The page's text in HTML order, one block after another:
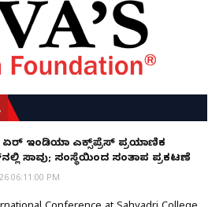
ಏರ್ ಇಂಡಿಯಾ ಎಕ್ಸ್‌ಪ್ರೆಸ್ ಪ್ರಯಾಣಿಕ
ಸಾವು; ಸಂಸ್ಥೆಯಿಂದ ಸಂತಾಪ ಪ್ರಕಟಣೆ
06:11:00 PM